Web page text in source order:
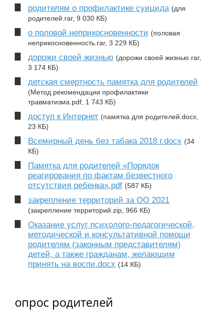
родителям о профилактике суицида (для
родителей.rar, 9 030 КБ)
о половой неприкосновенности (половая
неприкосновенность.rar, 3 229 КБ)
дорожи своей жизнью (дорожи своей жизнью.rar,
3 174 КБ)
детская смертность памятка для родителей
(Метод рекомендации профилактики
травматизма.pdf, 1 743 КБ)
доступ к Интернет (памятка для родителей.docx,
23 КБ)
Всемирный день без табака 2018 г.docx (34
КБ)
Памятка для родителей «Порядок
реагирования по фактам безвестного
отсутствия ребенка».pdf (587 КБ)
закрепление территорий за ОО 2021
(закрепление территорий.zip, 966 КБ)
Оказание услуг психолого-педагогической,
методической и консультативной помощи
родителям (законным представителям)
детей, а также гражданам, желающим
принять на воспи.docx (14 КБ)
опрос родителей